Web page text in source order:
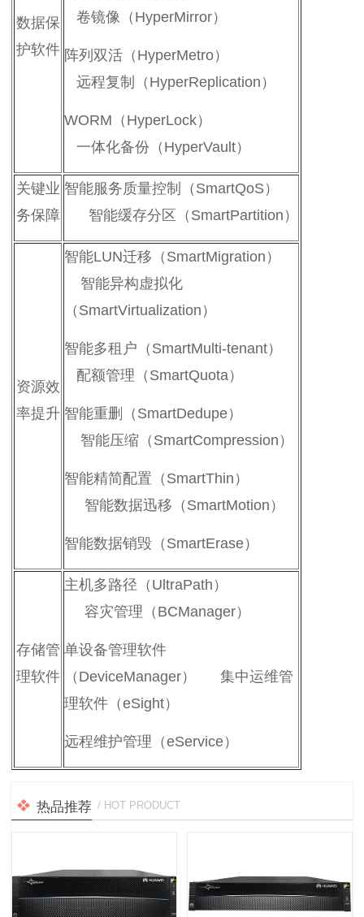
数据保
护软件
卷镜像（HyperMirror）
阵列双活（HyperMetro）
远程复制（HyperReplication）
WORM（HyperLock）
一体化备份（HyperVault）
关键业
务保障
智能服务质量控制（SmartQoS）
智能缓存分区（SmartPartition）
资源效
率提升
智能LUN迁移（SmartMigration）
智能异构虚拟化
（SmartVirtualization）
智能多租户（SmartMulti-tenant）
配额管理（SmartQuota）
智能重删（SmartDedupe）
智能压缩（SmartCompression）
智能精简配置（SmartThin）
智能数据迅移（SmartMotion）
智能数据销毁（SmartErase）
存储管
理软件
主机多路径（UltraPath）
容灾管理（BCManager）
单设备管理软件
（DeviceManager） 集中运维管
理软件（eSight）
远程维护管理（eService）
热品推荐 / HOT PRODUCT